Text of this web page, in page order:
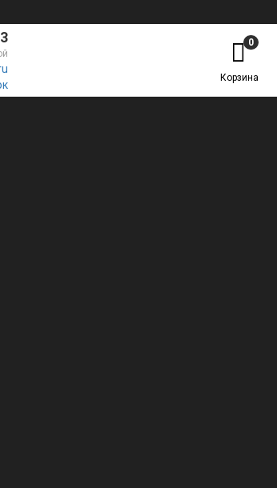
0
Корзина